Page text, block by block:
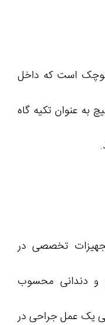
است که داخل
به عنوان تکیه گاه
تخصصی در
و دندانی محسوب
یک عمل جراحی در